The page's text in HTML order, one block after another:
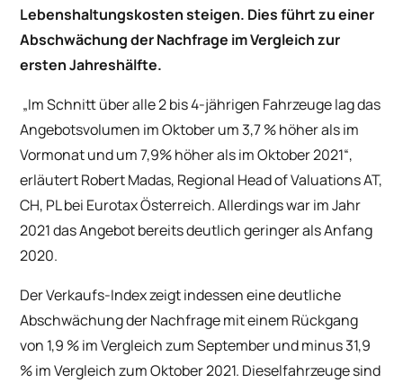
Lebenshaltungskosten steigen. Dies führt zu einer
Abschwächung der Nachfrage im Vergleich zur
ersten Jahreshälfte.
„Im Schnitt über alle 2 bis 4-jährigen Fahrzeuge lag das
Angebotsvolumen im Oktober um 3,7 % höher als im
Vormonat und um 7,9% höher als im Oktober 2021“,
erläutert Robert Madas, Regional Head of Valuations AT,
CH, PL bei Eurotax Österreich. Allerdings war im Jahr
2021 das Angebot bereits deutlich geringer als Anfang
2020.
Der Verkaufs-Index zeigt indessen eine deutliche
Abschwächung der Nachfrage mit einem Rückgang
von 1,9 % im Vergleich zum September und minus 31,9
% im Vergleich zum Oktober 2021. Dieselfahrzeuge sind